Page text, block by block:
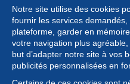
Notre site utilise des cookies
fournir les services
plateforme, garder en
votre navigation plus
but d’adapter notre site à vos
publicités personnalisées en
Collection